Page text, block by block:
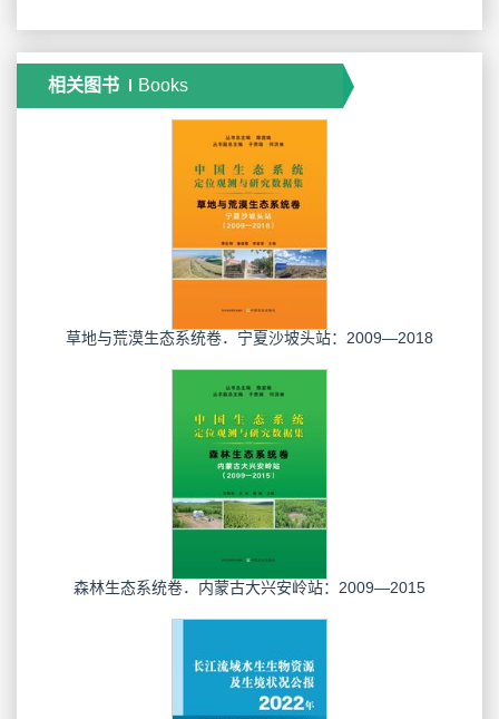
相关图书 Books
草地与荒漠生态系统卷．宁夏沙坡头站：2009―2018
森林生态系统卷．内蒙古大兴安岭站：2009—2015